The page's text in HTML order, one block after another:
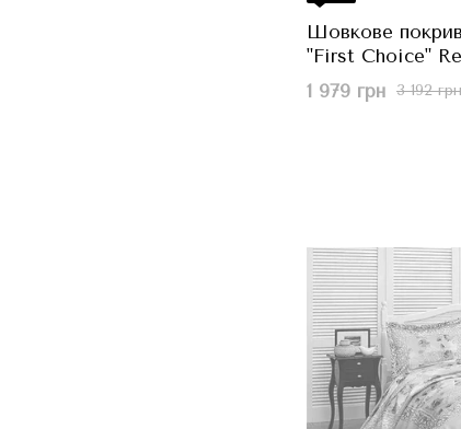
Шовкове
"First Choice"
Ліловий,
3 192 грн
1 979 грн